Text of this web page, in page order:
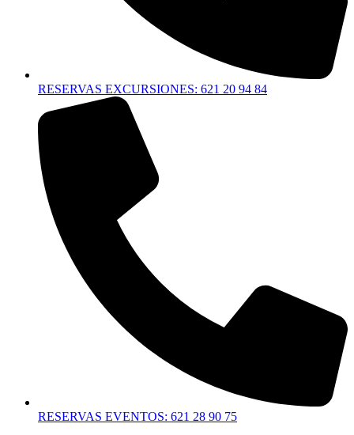
RESERVAS EXCURSIONES: 621 20 94 84
RESERVAS EVENTOS: 621 28 90 75